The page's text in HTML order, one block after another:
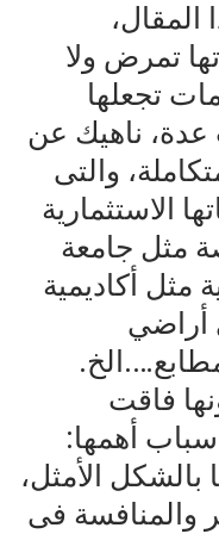
تمرض ولا
تجعلها
عدة، ناهيك عن
والتى
الاستثمارية
مثل جامعة
مثل أكاديمية
أراضي
فاقت
أهمها:
الأمثل،
والمنافسة فى